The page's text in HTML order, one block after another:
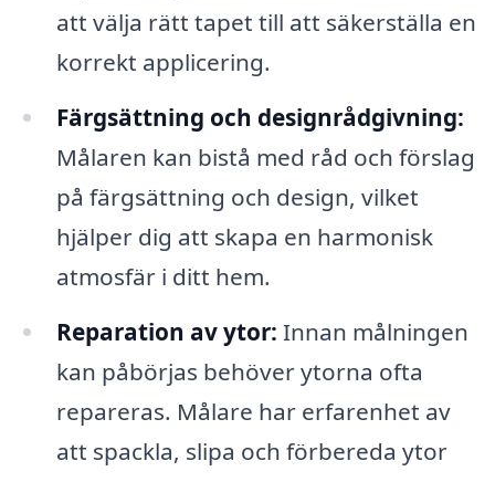
att välja rätt tapet till att säkerställa en
korrekt applicering.
Färgsättning och designrådgivning:
Målaren kan bistå med råd och förslag
på färgsättning och design, vilket
hjälper dig att skapa en harmonisk
atmosfär i ditt hem.
Reparation av ytor: Innan målningen
kan påbörjas behöver ytorna ofta
repareras. Målare har erfarenhet av
att spackla, slipa och förbereda ytor